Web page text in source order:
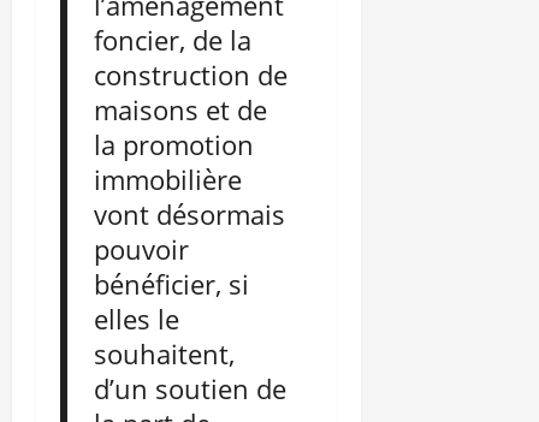
foncier, de la
construction de
maisons et de
la promotion
immobilière
vont désormais
pouvoir
bénéficier, si
elles le
souhaitent,
d’un soutien de